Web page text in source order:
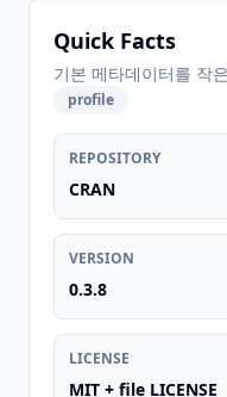
Quick Facts
기본 메타데이터를 작
profile
REPOSITORY
CRAN
VERSION
0.3.8
LICENSE
MIT + file LICENSE